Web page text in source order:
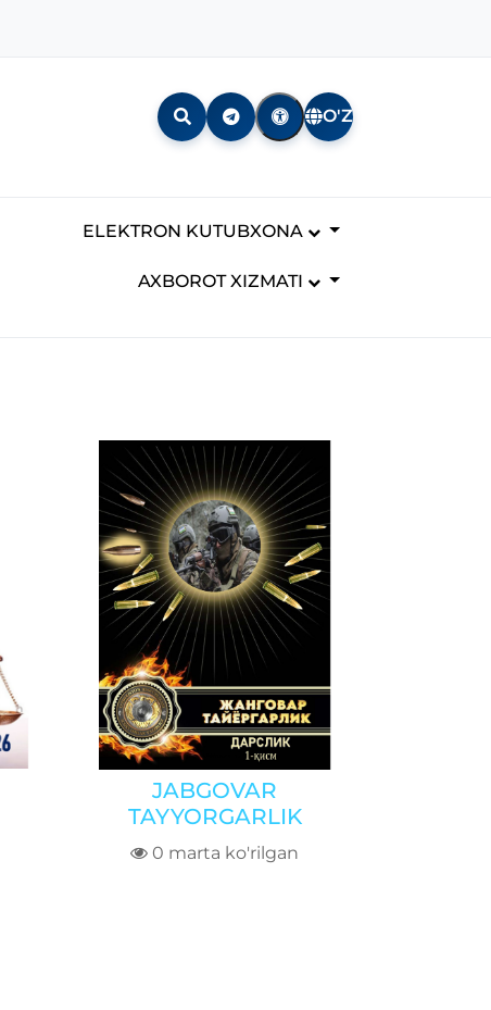
O'Z
ELEKTRON KUTUBXONA
AXBOROT XIZMATI
JABGOVAR
TAYYORGARLIK
0 marta ko'rilgan